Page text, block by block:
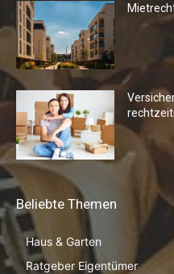
Beliebte Themen
Haus & Garten
Ratgeber Eigentümer